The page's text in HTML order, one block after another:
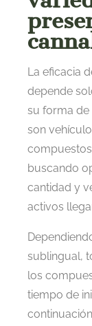
La eficacia
depende
su forma de
son
buscando
cantidad y
activos
sublingual,
los
tiempo de